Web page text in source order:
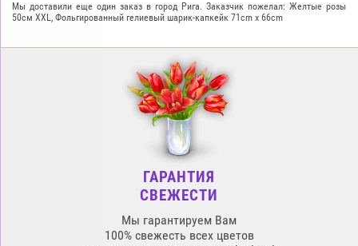
Мы доставили еще один заказ в город Рига. Заказчик пожелал: Желтые розы
50см XXL, Фольгированный гелиевый шарик-капкейк 71cm x 66cm
ГАРАНТИЯ
СВЕЖЕСТИ
Мы гарантируем Вам
100% свежесть всех цветов